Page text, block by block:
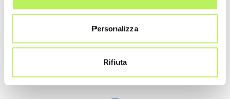
Personalizza
Rifiuta
Main Sponsor